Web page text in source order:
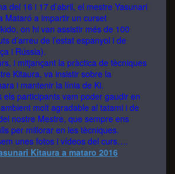
del 16 i 17 d’abril, el mestre Yasunari
Mataró a impartir un curset
on hi van assistir més de 100
d’arreu de l’estat espanyol i de
i Rússia).
i mitjançant la pràctica de tècniques
Kitaura, va insistir sobre la
i mantenir la línia de Ki.
els participants vam poder gaudir en
molt agradable al tatami i de
nostre Mestre, que sempre ens
per millorar en les tècniques.
unes fotos i vídeos del curs….
Kitaura a mataro 2016